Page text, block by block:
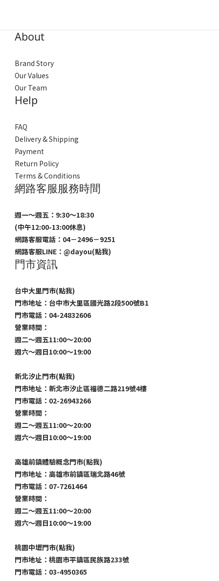
About
Brand Story
Our Values
Our Team
Help
FAQ
Delivery & Shipping
Payment
Return Policy
Terms & Conditions
網路客服服務時間
週一～週五：9:30～18:30
(中午12:00-13:00休息)
網路客服電話：04－2496－9251
網路客服LINE： @dayou(點我)
門市資訊
台中大里門市(點我)
門市地址：台中市大里區國光路2段500號B1
門市電話：04-24832606
營業時間：
週二～週五11:00～20:00
週六～週日10:00～19:00
新北汐止門市(點我)
門市地址：新北市汐止區福德二路219號4樓
門市電話：02-26943266
營業時間：
週二～週五11:00～20:00
週六～週日10:00～19:00
高雄前鎮體驗概念門市(點我)
門市地址：高雄市前鎮區瑞北路46號
門市電話：07-7261464
營業時間：
週二～週五11:00～20:00
週六～週日10:00～19:00
桃園中壢門市(點我)
門市地址：桃園市平鎮區民族路233號
門市電話：03-4950365